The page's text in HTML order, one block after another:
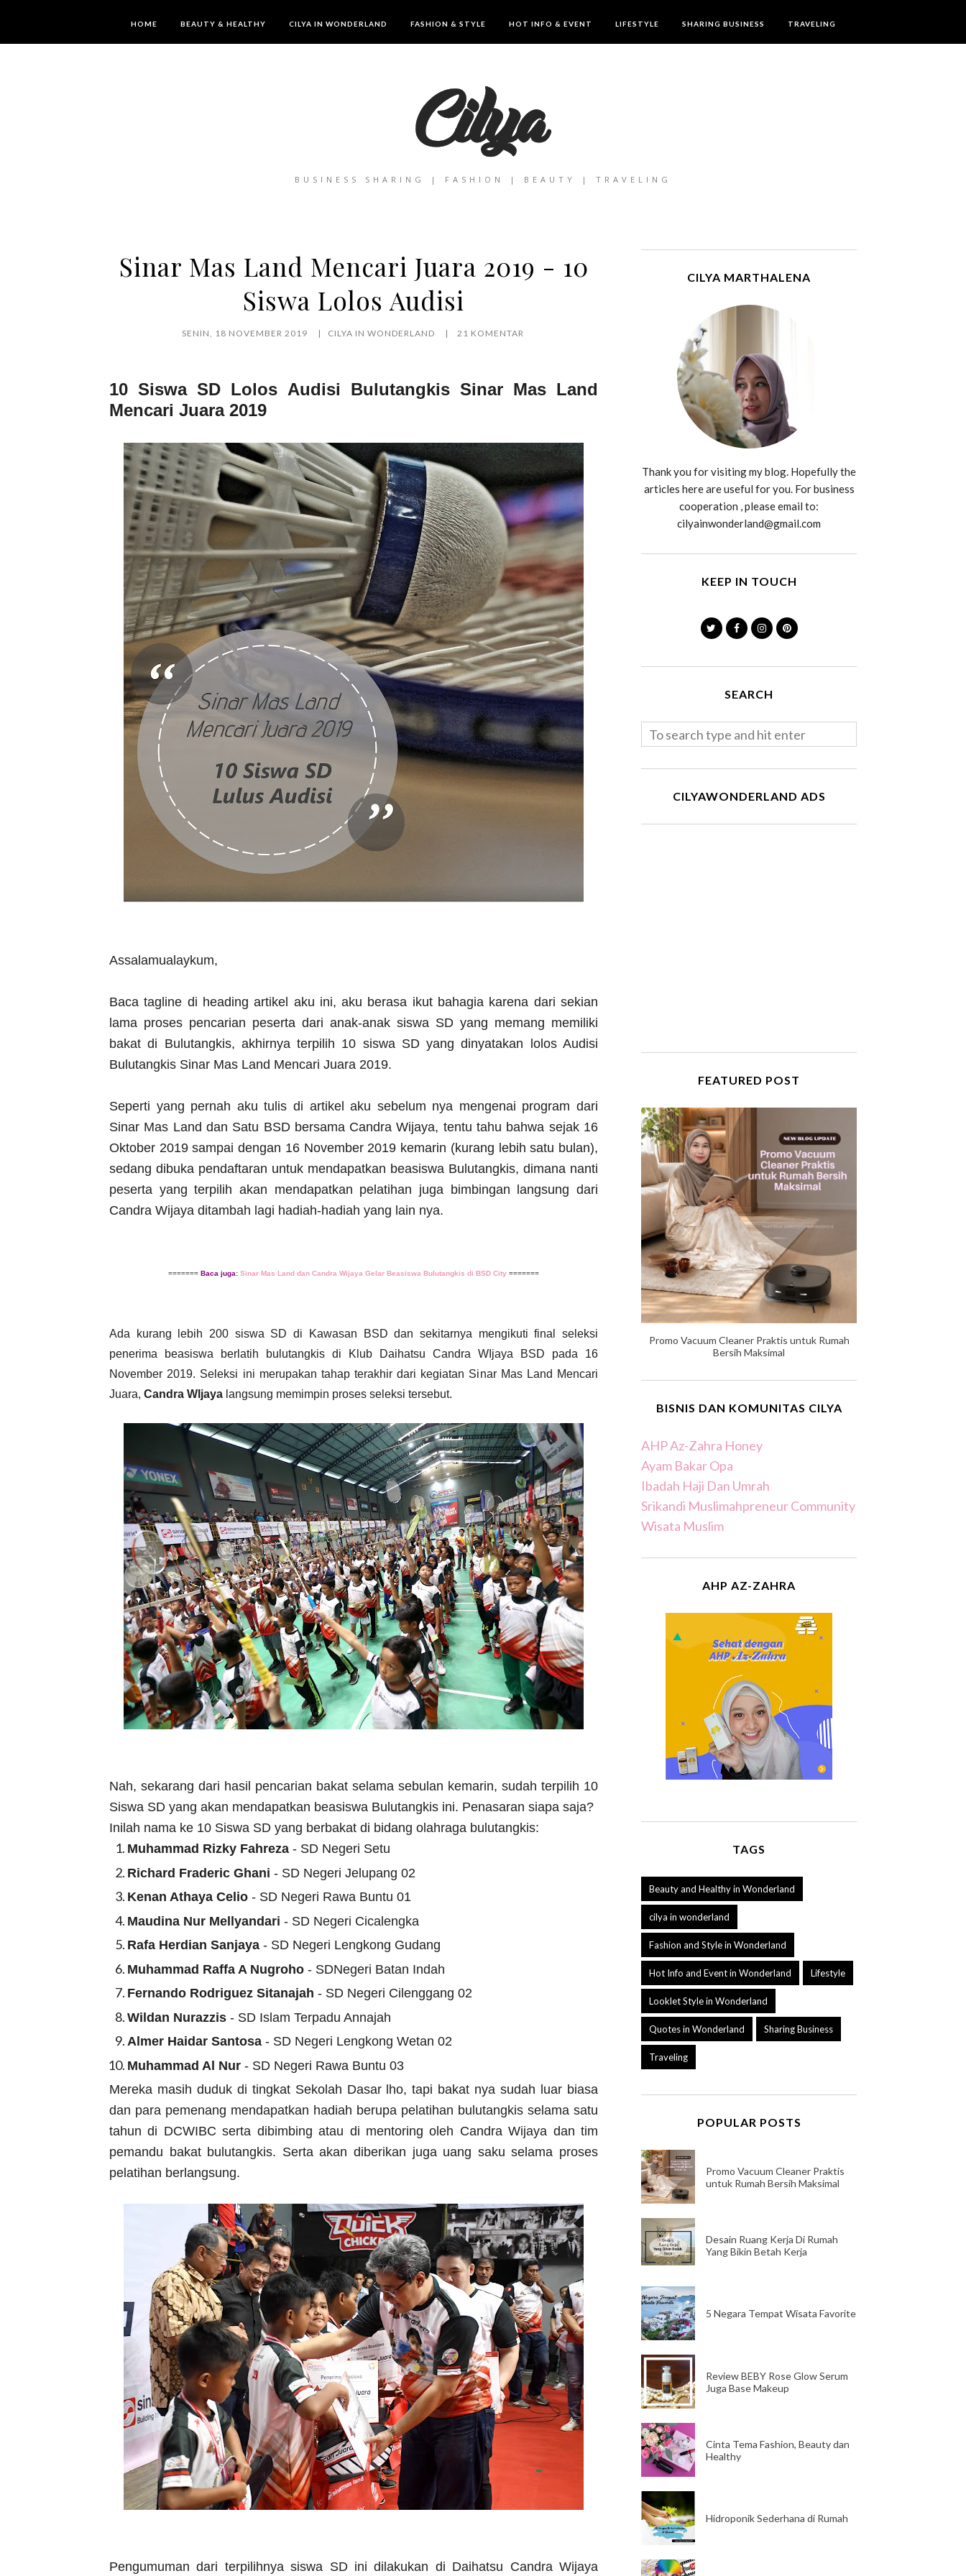
HOME BEAUTY & HEALTHY CILYA IN WONDERLAND FASHION & STYLE HOT INFO & EVENT LIFESTYLE SHARING BUSINESS TRAVELING
BUSINESS SHARING | FASHION | BEAUTY | TRAVELING
Sinar Mas Land Mencari Juara 2019 - 10
Siswa Lolos Audisi
SENIN, 18 NOVEMBER 2019 CILYA IN WONDERLAND 21 KOMENTAR
10 Siswa SD Lolos Audisi Bulutangkis Sinar Mas Land
Mencari Juara 2019
Assalamualaykum,
Baca tagline di heading artikel aku ini, aku berasa ikut bahagia karena dari sekian
lama proses pencarian peserta dari anak-anak siswa SD yang memang memiliki
bakat di Bulutangkis, akhirnya terpilih 10 siswa SD yang dinyatakan lolos Audisi
Bulutangkis Sinar Mas Land Mencari Juara 2019.
Seperti yang pernah aku tulis di artikel aku sebelum nya mengenai program dari
Sinar Mas Land dan Satu BSD bersama Candra Wijaya, tentu tahu bahwa sejak 16
Oktober 2019 sampai dengan 16 November 2019 kemarin (kurang lebih satu bulan),
sedang dibuka pendaftaran untuk mendapatkan beasiswa Bulutangkis, dimana nanti
peserta yang terpilih akan mendapatkan pelatihan juga bimbingan langsung dari
Candra Wijaya ditambah lagi hadiah-hadiah yang lain nya.
======= Baca juga: Sinar Mas Land dan Candra Wijaya Gelar Beasiswa Bulutangkis di BSD City =======
Ada kurang lebih 200 siswa SD di Kawasan BSD dan sekitarnya mengikuti final seleksi
penerima beasiswa berlatih bulutangkis di Klub Daihatsu Candra WIjaya BSD pada 16
November 2019. Seleksi ini merupakan tahap terakhir dari kegiatan Sinar Mas Land Mencari
Juara, Candra WIjaya langsung memimpin proses seleksi tersebut.
Nah, sekarang dari hasil pencarian bakat selama sebulan kemarin, sudah terpilih 10
Siswa SD yang akan mendapatkan beasiswa Bulutangkis ini. Penasaran siapa saja?
Inilah nama ke 10 Siswa SD yang berbakat di bidang olahraga bulutangkis:
Muhammad Rizky Fahreza - SD Negeri Setu
Richard Fraderic Ghani - SD Negeri Jelupang 02
Kenan Athaya Celio - SD Negeri Rawa Buntu 01
Maudina Nur Mellyandari - SD Negeri Cicalengka
Rafa Herdian Sanjaya - SD Negeri Lengkong Gudang
Muhammad Raffa A Nugroho - SDNegeri Batan Indah
Fernando Rodriguez Sitanajah - SD Negeri Cilenggang 02
Wildan Nurazzis - SD Islam Terpadu Annajah
Almer Haidar Santosa - SD Negeri Lengkong Wetan 02
Muhammad Al Nur - SD Negeri Rawa Buntu 03
Mereka masih duduk di tingkat Sekolah Dasar lho, tapi bakat nya sudah luar biasa
dan para pemenang mendapatkan hadiah berupa pelatihan bulutangkis selama satu
tahun di DCWIBC serta dibimbing atau di mentoring oleh Candra Wijaya dan tim
pemandu bakat bulutangkis. Serta akan diberikan juga uang saku selama proses
pelatihan berlangsung.
Pengumuman dari terpilihnya siswa SD ini dilakukan di Daihatsu Candra Wijaya
CILYA MARTHALENA
Thank you for visiting my blog. Hopefully the
articles here are useful for you. For business
cooperation , please email to:
cilyainwonderland@gmail.com
KEEP IN TOUCH
SEARCH
CILYAWONDERLAND ADS
FEATURED POST
Promo Vacuum Cleaner Praktis untuk Rumah
Bersih Maksimal
BISNIS DAN KOMUNITAS CILYA
AHP Az-Zahra Honey
Ayam Bakar Opa
Ibadah Haji Dan Umrah
Srikandi Muslimahpreneur Community
Wisata Muslim
AHP AZ-ZAHRA
TAGS
Beauty and Healthy in Wonderland
cilya in wonderland
Fashion and Style in Wonderland
Hot Info and Event in Wonderland Lifestyle
Looklet Style in Wonderland
Quotes in Wonderland Sharing Business
Traveling
POPULAR POSTS
Promo Vacuum Cleaner Praktis
untuk Rumah Bersih Maksimal
Desain Ruang Kerja Di Rumah
Yang Bikin Betah Kerja
5 Negara Tempat Wisata Favorite
Review BEBY Rose Glow Serum
Juga Base Makeup
Cinta Tema Fashion, Beauty dan
Healthy
Hidroponik Sederhana di Rumah